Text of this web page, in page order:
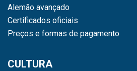
Alemão avançado
Certificados oficiais
Preços e formas de pagamento
CULTURA